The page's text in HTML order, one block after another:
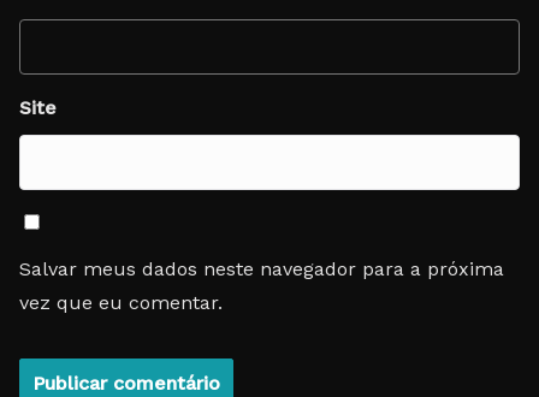
Site
Salvar meus dados neste navegador para a próxima
vez que eu comentar.